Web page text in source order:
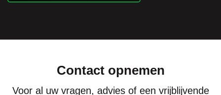
Contact opnemen
Voor al uw vragen, advies of een vrijblijvende